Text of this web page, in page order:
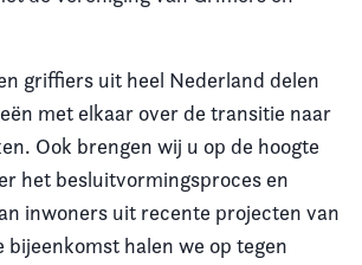
griffiers uit heel Nederland delen
met elkaar over de transitie naar
Ook brengen wij u op de hoogte
het besluitvormingsproces en
inwoners uit recente projecten van
bijeenkomst halen we op tegen